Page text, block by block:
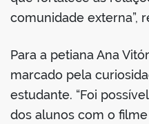
comunidade externa”,
Para a petiana Ana
marcado pela
estudante. “Foi
dos alunos com o